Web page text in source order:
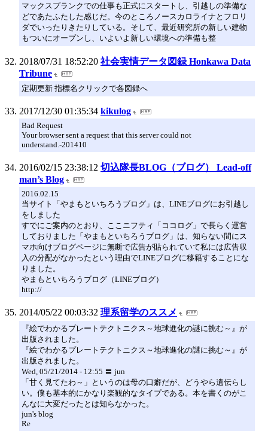
マックスプランクでの仕事も正式にスタートし、引越しの準備な
どであたふたした感じだ。今のところノースカロライナとフロリ
ダでいったりきたりしている。そして、最近研究所の新しい建物
もついにオープンし、いよいよ新しい環境への準備も整
2018/07/31 18:52:20 社会実情データ図録 Honkawa Data
Tribune
定期更新 指標名クリックで各図録へ
2017/12/30 01:35:34 kikulog
Bad Request
Your browser sent a request that this server could not
understand.-201410
2016/02/15 23:38:12 切込隊長BLOG（ブログ） Lead‐off
man’s Blog
2016.02.15
当サイト「やまもといちろうブログ」は、LINEブログにお引越し
をしました
すでにご案内のとおり、ここニフティ「ココログ」で長らく運営
しておりました「やまもといちろうブログ」は、知らない間にス
マホ向けブログページに無断で広告が貼られていて私には広告収
入の分配がなかったという理由でLINEブログに移籍することにな
りました。
やまもといちろうブログ（LINEブログ）
http://
2014/05/22 00:03:32 理系留学のススメ
『絵でわかるプレートテクトニクス～地球進化の謎に挑む～』が
出版されました。
『絵でわかるプレートテクトニクス～地球進化の謎に挑む～』が
出版されました。
Wed, 05/21/2014 - 12:55 〓 jun
「甘く見てたわ～」というのは母の口癖だが、どうやら遺伝らし
い。僕も基本的にかなり楽観的なタイプである。本を書くのがこ
んなに大変だったとは知らなかった。
jun's blog
Re